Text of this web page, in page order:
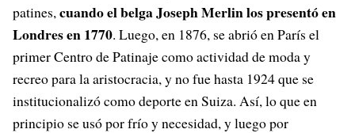
patines,cuando el belga Joseph Merlin los presentó en
Londres en 1770. Luego, en 1876, se abrió en París el
primer Centro de Patinaje como actividad de moda y
recreo para la aristocracia, y no fue hasta 1924 que se
institucionalizó como deporte en Suiza. Así, lo que en
principio se usó por frío y necesidad, y luego por